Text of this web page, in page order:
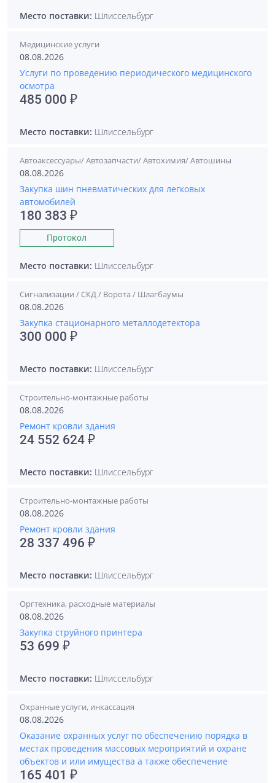
Место поставки: Шлиссельбург
Медицинские услуги
08.08.2026
Услуги по проведению периодического медицинского
осмотра
485 000 ₽
Место поставки: Шлиссельбург
Автоаксессуары/ Автозапчасти/ Автохимия/ Автошины
08.08.2026
Закупка шин пневматических для легковых
автомобилей
180 383 ₽
Протокол
Место поставки: Шлиссельбург
Сигнализации / СКД / Ворота / Шлагбаумы
08.08.2026
Закупка стационарного металлодетектора
300 000 ₽
Место поставки: Шлиссельбург
Строительно-монтажные работы
08.08.2026
Ремонт кровли здания
24 552 624 ₽
Место поставки: Шлиссельбург
Строительно-монтажные работы
08.08.2026
Ремонт кровли здания
28 337 496 ₽
Место поставки: Шлиссельбург
Оргтехника, расходные материалы
08.08.2026
Закупка струйного принтера
53 699 ₽
Место поставки: Шлиссельбург
Охранные услуги, инкассация
08.08.2026
Оказание охранных услуг по обеспечению порядка в
местах проведения массовых мероприятий и охране
объектов и или имущества а также обеспечение
165 401 ₽